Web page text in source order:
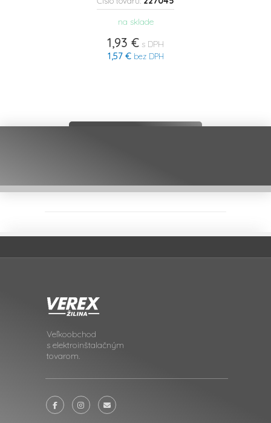
na sklade
1,93 € s DPH
1,57 €bez DPH
Veľkoobchod
s elektroinštalačným
tovarom.